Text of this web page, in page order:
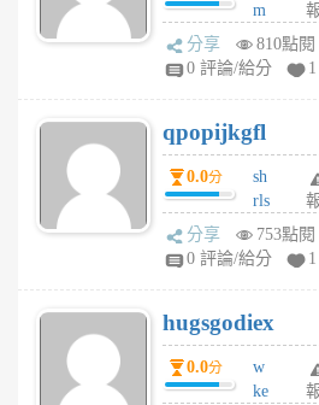
前
m
w
rs
6
個
月
前
分享
810點閱
0 評論/給分
1
qpopijkgfl
0.0分
sh
rls
k
m
6
個
月
前
分享
753點閱
0 評論/給分
1
hugsgodiex
0.0分
w
ke